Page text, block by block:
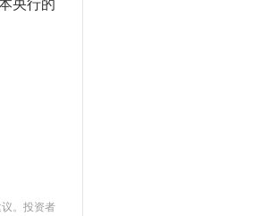
央行的
。投资者